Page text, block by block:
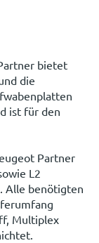
bietet
die
ist für den
Partner
L2
Alle benötigten
Multiplex